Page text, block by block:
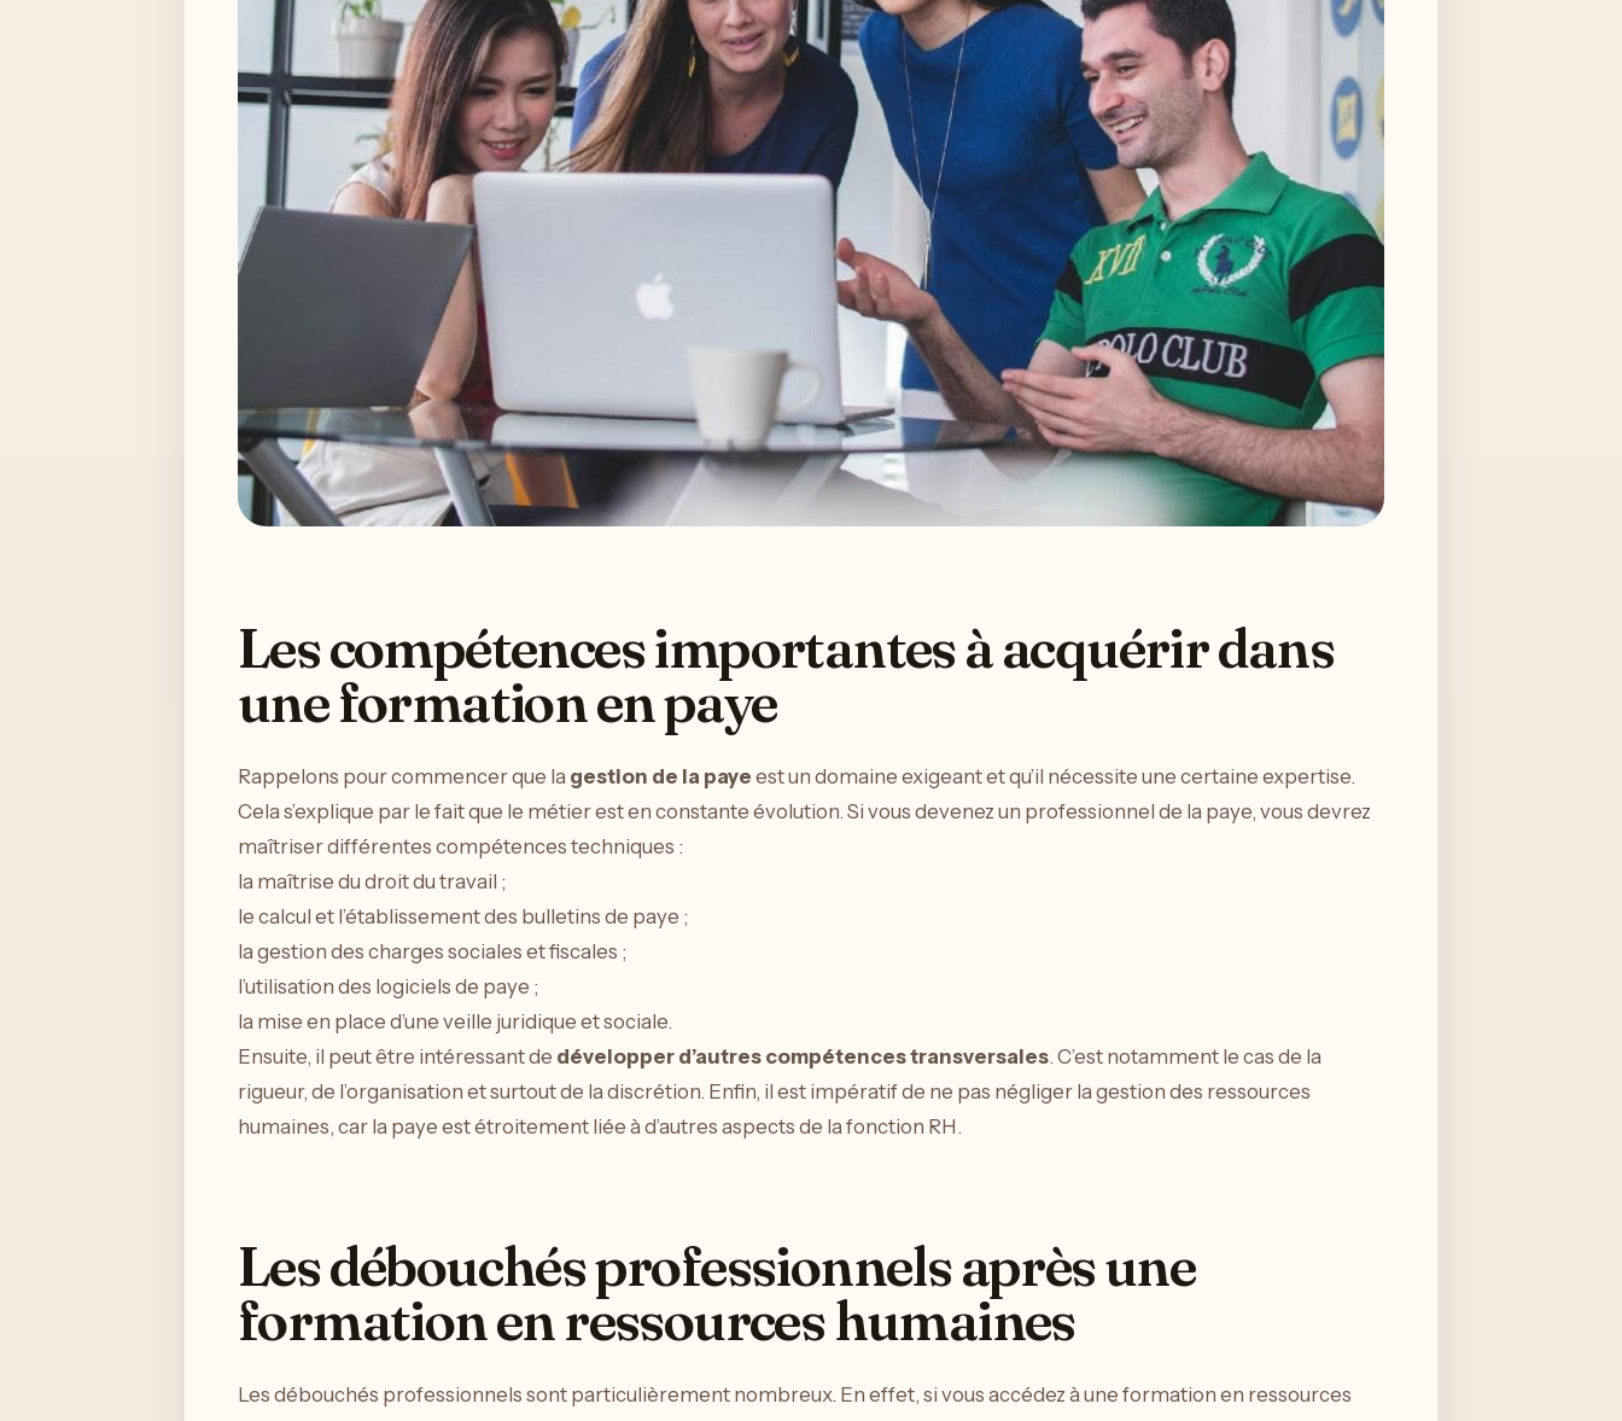
Les compétences importantes à acquérir dans
une formation en paye
Rappelons pour commencer que la gestion de la paye est un domaine exigeant et qu’il nécessite une certaine expertise.
Cela s’explique par le fait que le métier est en constante évolution. Si vous devenez un professionnel de la paye, vous devrez
maîtriser différentes compétences techniques :
la maîtrise du droit du travail ;
le calcul et l’établissement des bulletins de paye ;
la gestion des charges sociales et fiscales ;
l’utilisation des logiciels de paye ;
la mise en place d’une veille juridique et sociale.
Ensuite, il peut être intéressant de développer d’autres compétences transversales. C’est notamment le cas de la
rigueur, de l’organisation et surtout de la discrétion. Enfin, il est impératif de ne pas négliger la gestion des ressources
humaines, car la paye est étroitement liée à d’autres aspects de la fonction RH.
Les débouchés professionnels après une
formation en ressources humaines
Les débouchés professionnels sont particulièrement nombreux. En effet, si vous accédez à une formation en ressources